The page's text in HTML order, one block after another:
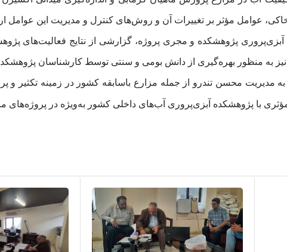
عوامل مؤثر بر تغییرات آن و روش‌های کنترل و مدیریت این عوامل
پژوهشکده و مجری پروژه، گزارشی از نتایج فعالیت‌های پژوهشی
نیز به منظور بهره‌گیری از دانش بومی و سنتی توسط کارشناسان
محسن تندرو از جمله مزارع باسابقه کشور در زمینه تکثیر
با پژوهشکده آبزی‌پروری آب‌های داخلی کشور به‌ویژه در پروژه‌های